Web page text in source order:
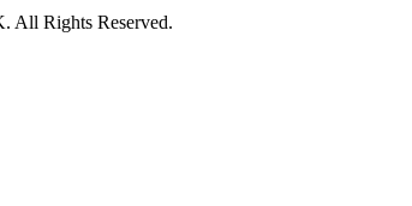
All Rights Reserved.